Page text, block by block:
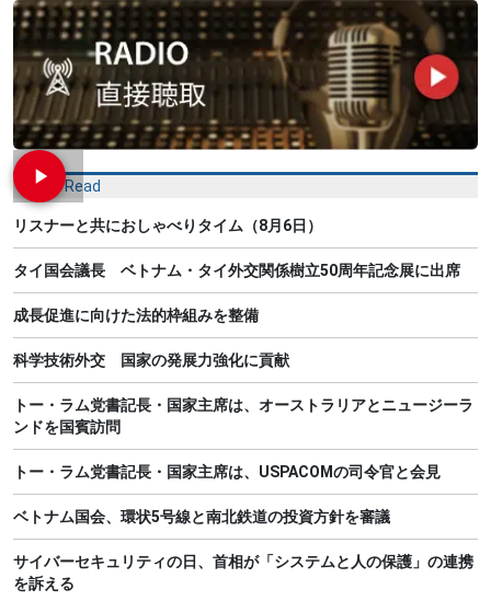
Most Read
リスナーと共におしゃべりタイム（8月6日）
タイ国会議長 ベトナム・タイ外交関係樹立50周年記念展に出席
成長促進に向けた法的枠組みを整備
科学技術外交 国家の発展力強化に貢献
トー・ラム党書記長・国家主席は、オーストラリアとニュージーラ
ンドを国賓訪問
トー・ラム党書記長・国家主席は、USPACOMの司令官と会見
ベトナム国会、環状5号線と南北鉄道の投資方針を審議
サイバーセキュリティの日、首相が「システムと人の保護」の連携
を訴える